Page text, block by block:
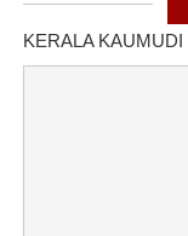
KERALA KAUMUDI